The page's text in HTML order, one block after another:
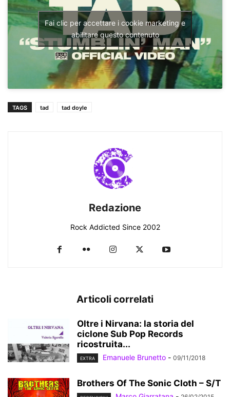
Fai clic per accettare i cookie marketing e
abilitare questo contenuto
TAGS tad tad doyle
Redazione
Rock Addicted Since 2002
Articoli correlati
Oltre i Nirvana: la storia del
ciclone Sub Pop Records
ricostruita...
EXTRA Emanuele Brunetto - 09/11/2018
Brothers Of The Sonic Cloth – S/T